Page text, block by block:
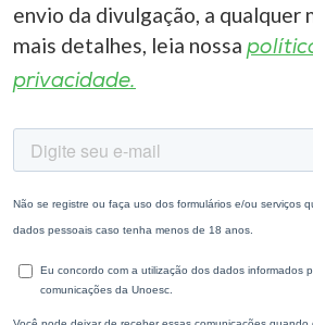
envio da divulgação, a qualquer
mais detalhes, leia nossa
privacidade.